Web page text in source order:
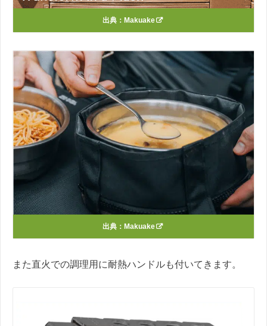
出典： Makuake
出典： Makuake
また直火での調理用に耐熱ハンドルも付いてきます。